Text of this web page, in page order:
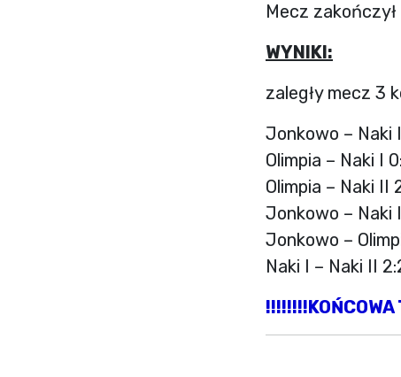
Mecz
WYNIKI:
zaległy mecz 3
Jonkowo – Naki
Olimpia – Naki I
Olimpia – Naki II
Jonkowo – Naki
Jonkowo –
Naki I – Naki II